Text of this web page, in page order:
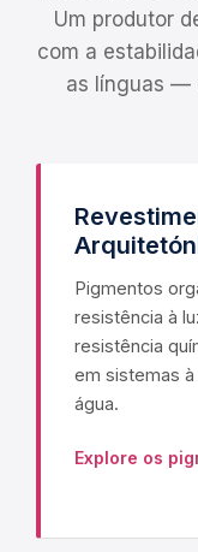
Um produtor
com a
as línguas —
Pigmentos
resistência à
resistência
em sistemas
água.
Explore os